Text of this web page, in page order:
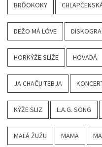
BRĎOKOKY
DEŽO MÁ LÓVE
HORKÝŽE SLÍŽE HOVADÁ
JA CHAČU TEBJA
KÝŽE SLIZ L.A.G. SONG
MALÁ ŽUŽU MAMA